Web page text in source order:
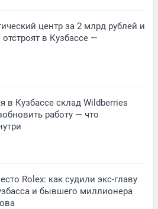
центр за 2 млрд рублей и
в Кузбассе —
в Кузбассе склад Wildberries
работу — что
Rolex: как судили экс-главу
и бывшего миллионера